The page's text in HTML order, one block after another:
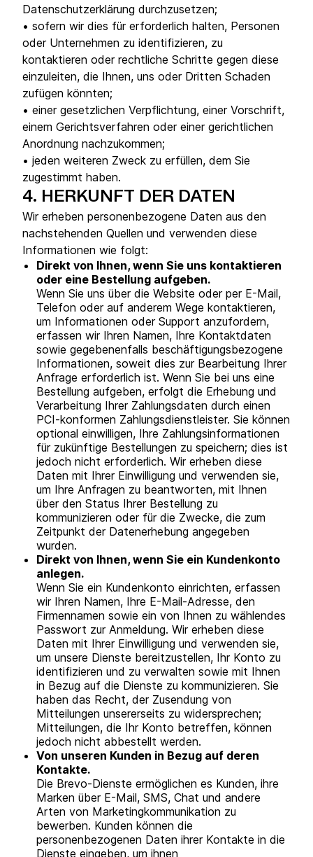
Datenschutzerklärung durchzusetzen;
• sofern wir dies für erforderlich halten, Personen
oder Unternehmen zu identifizieren, zu
kontaktieren oder rechtliche Schritte gegen diese
einzuleiten, die Ihnen, uns oder Dritten Schaden
zufügen könnten;
• einer gesetzlichen Verpflichtung, einer Vorschrift,
einem Gerichtsverfahren oder einer gerichtlichen
Anordnung nachzukommen;
• jeden weiteren Zweck zu erfüllen, dem Sie
zugestimmt haben.
4. HERKUNFT DER DATEN
Wir erheben personenbezogene Daten aus den
nachstehenden Quellen und verwenden diese
Informationen wie folgt:
Direkt von Ihnen, wenn Sie uns kontaktieren
oder eine Bestellung aufgeben.
Wenn Sie uns über die Website oder per E-Mail,
Telefon oder auf anderem Wege kontaktieren,
um Informationen oder Support anzufordern,
erfassen wir Ihren Namen, Ihre Kontaktdaten
sowie gegebenenfalls beschäftigungsbezogene
Informationen, soweit dies zur Bearbeitung Ihrer
Anfrage erforderlich ist. Wenn Sie bei uns eine
Bestellung aufgeben, erfolgt die Erhebung und
Verarbeitung Ihrer Zahlungsdaten durch einen
PCI-konformen Zahlungsdienstleister. Sie können
optional einwilligen, Ihre Zahlungsinformationen
für zukünftige Bestellungen zu speichern; dies ist
jedoch nicht erforderlich. Wir erheben diese
Daten mit Ihrer Einwilligung und verwenden sie,
um Ihre Anfragen zu beantworten, mit Ihnen
über den Status Ihrer Bestellung zu
kommunizieren oder für die Zwecke, die zum
Zeitpunkt der Datenerhebung angegeben
wurden.
Direkt von Ihnen, wenn Sie ein Kundenkonto
anlegen.
Wenn Sie ein Kundenkonto einrichten, erfassen
wir Ihren Namen, Ihre E-Mail-Adresse, den
Firmennamen sowie ein von Ihnen zu wählendes
Passwort zur Anmeldung. Wir erheben diese
Daten mit Ihrer Einwilligung und verwenden sie,
um unsere Dienste bereitzustellen, Ihr Konto zu
identifizieren und zu verwalten sowie mit Ihnen
in Bezug auf die Dienste zu kommunizieren. Sie
haben das Recht, der Zusendung von
Mitteilungen unsererseits zu widersprechen;
Mitteilungen, die Ihr Konto betreffen, können
jedoch nicht abbestellt werden.
Von unseren Kunden in Bezug auf deren
Kontakte.
Die Brevo-Dienste ermöglichen es Kunden, ihre
Marken über E-Mail, SMS, Chat und andere
Arten von Marketingkommunikation zu
bewerben. Kunden können die
personenbezogenen Daten ihrer Kontakte in die
Dienste eingeben, um ihnen